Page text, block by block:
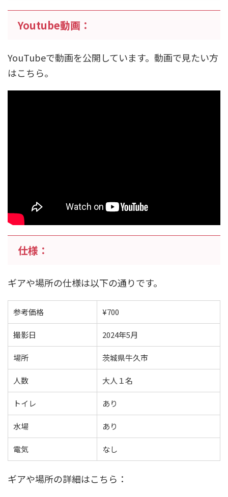
Youtube動画：
YouTubeで動画を公開しています。動画で見たい方
はこちら。
仕様：
ギアや場所の仕様は以下の通りです。
参考価格 ¥700
撮影日 2024年5月
場所 茨城県牛久市
人数 大人１名
トイレ あり
水場 あり
電気 なし
ギアや場所の詳細はこちら：